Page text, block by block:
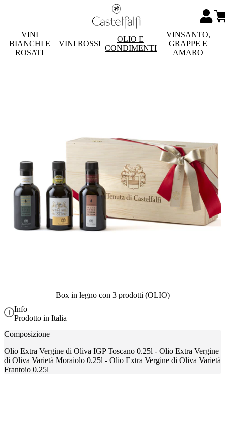
VINI
BIANCHI E
ROSATI
VINI ROSSI
OLIO E
CONDIMENTI
VINSANTO,
GRAPPE E
AMARO
Box in legno con 3 prodotti (OLIO)
Info
Prodotto in Italia
Composizione
Olio Extra Vergine di Oliva IGP Toscano 0.25l - Olio Extra Vergine
di Oliva Varietà Moraiolo 0.25l - Olio Extra Vergine di Oliva Varietà
Frantoio 0.25l